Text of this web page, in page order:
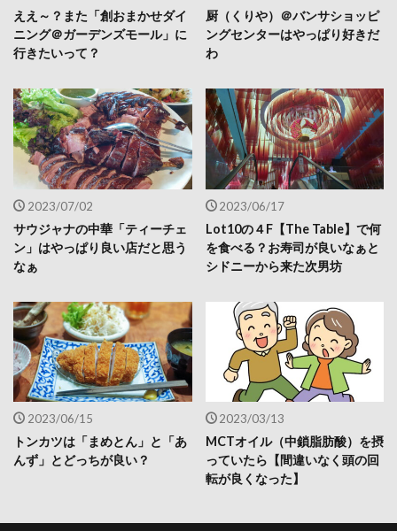
ええ～？また「創おまかせダイ
ニング＠ガーデンズモール」に
行きたいって？
厨（くりや）＠バンサショッピ
ングセンターはやっぱり好きだ
わ
2023/07/02
サウジャナの中華「ティーチェ
ン」はやっぱり良い店だと思う
なぁ
2023/06/17
Lot10の４F【The Table】で何
を食べる？お寿司が良いなぁと
シドニーから来た次男坊
2023/06/15
トンカツは「まめとん」と「あ
んず」とどっちが良い？
2023/03/13
MCTオイル（中鎖脂肪酸）を摂
っていたら【間違いなく頭の回
転が良くなった】